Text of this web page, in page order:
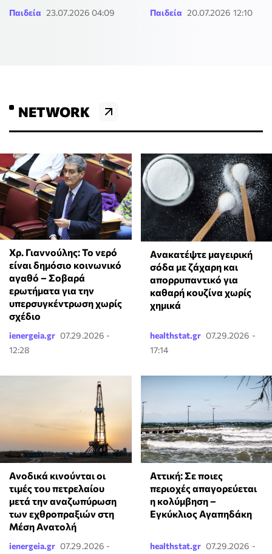
Παιδεία 23.07.2026 04:09 Παιδεία 20.07.2026 12:10
NETWORK
Χρ. Γιαννούλης: Το νερό
είναι δημόσιο κοινωνικό
αγαθό – Σοβαρά
ερωτήματα για την
υπερσυγκέντρωση χωρίς
σχέδιο
ienergeia.gr 07.29.2026 -
12:28
Ανακατέψτε μαγειρική
σόδα με ζάχαρη και
απορρυπαντικό για
καθαρή κουζίνα χωρίς
χημικά
healthstat.gr 07.29.2026 -
17:14
Ανοδικά κινούνται οι
τιμές του πετρελαίου
μετά την αναζωπύρωση
των εχθροπραξιών στη
Μέση Ανατολή
ienergeia.gr 07.29.2026 -
Αττική: Σε ποιες
περιοχές απαγορεύεται
η κολύμβηση –
Εγκύκλιος Αγαπηδάκη
healthstat.gr 07.29.2026 -